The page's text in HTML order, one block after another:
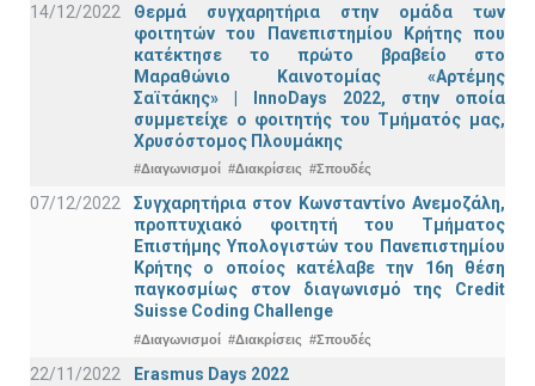
14/12/2022
Θερμά συγχαρητήρια στην ομάδα των
φοιτητών του Πανεπιστημίου Κρήτης που
κατέκτησε το πρώτο βραβείο στο
Μαραθώνιο Καινοτομίας «Αρτέμης
Σαϊτάκης» | InnoDays 2022, στην οποία
συμμετείχε ο φοιτητής του Τμήματός μας,
Χρυσόστομος Πλουμάκης
#Διαγωνισμοί #Διακρίσεις #Σπουδές
07/12/2022
Συγχαρητήρια στον Κωνσταντίνο Ανεμοζάλη,
προπτυχιακό φοιτητή του Τμήματος
Επιστήμης Υπολογιστών του Πανεπιστημίου
Κρήτης ο οποίος κατέλαβε την 16η θέση
παγκοσμίως στον διαγωνισμό της Credit
Suisse Coding Challenge
#Διαγωνισμοί #Διακρίσεις #Σπουδές
22/11/2022 Erasmus Days 2022